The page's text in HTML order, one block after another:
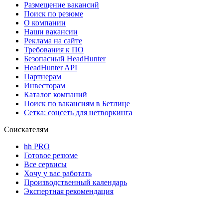
Размещение вакансий
Поиск по резюме
О компании
Наши вакансии
Реклама на сайте
Требования к ПО
Безопасный HeadHunter
HeadHunter API
Партнерам
Инвесторам
Каталог компаний
Поиск по вакансиям в Бетлице
Сетка: соцсеть для нетворкинга
Соискателям
hh PRO
Готовое резюме
Все сервисы
Хочу у вас работать
Производственный календарь
Экспертная рекомендация